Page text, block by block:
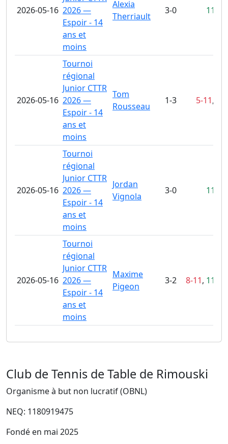
2026-05-16 2026 —
Espoir - 14
ans et
moins
Alexia
Therriault
3-0 11-4
2026-05-16
Tournoi
régional
Junior CTTR
2026 —
Espoir - 14
ans et
moins
Tom
Rousseau
1-3 5-11,
2026-05-16
Tournoi
régional
Junior CTTR
2026 —
Espoir - 14
ans et
moins
Jordan
Vignola
3-0 11-7
2026-05-16
Tournoi
régional
Junior CTTR
2026 —
Espoir - 14
ans et
moins
Maxime
Pigeon
3-2 8-11, 11-2
Club de Tennis de Table de Rimouski
Organisme à but non lucratif (OBNL)
NEQ: 1180919475
Fondé en mai 2025